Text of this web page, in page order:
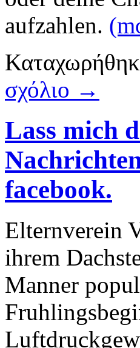
aufzahlen.
σχόλιο →
Lass mich
facebook.
Elternverein
ihrem
Manner